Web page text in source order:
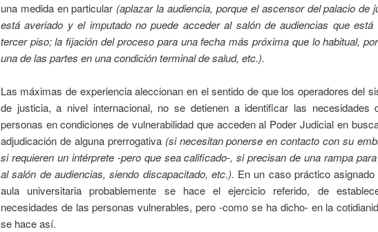
una medida en particular (aplazar la audiencia, porque el ascensor del palacio de
está averiado y el imputado no puede acceder al salón de audiencias que está
tercer piso; la fijación del proceso para una fecha más próxima que lo habitual,
una de las partes en una condición terminal de salud, etc.).
Las máximas de experiencia aleccionan en el sentido de que los operadores del
de justicia, a nivel internacional, no se detienen a identificar las necesidades
personas en condiciones de vulnerabilidad que acceden al Poder Judicial en
adjudicación de alguna prerrogativa (si necesitan ponerse en contacto con su
si requieren un intérprete -pero que sea calificado-, si precisan de una rampa
al salón de audiencias, siendo discapacitado, etc.). En un caso práctico
aula universitaria probablemente se hace el ejercicio referido, de
necesidades de las personas vulnerables, pero -como se ha dicho- en la
se hace así.